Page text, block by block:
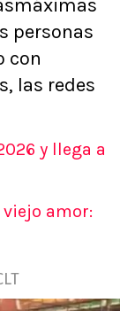
personas
con
las redes
y llega a
amor: